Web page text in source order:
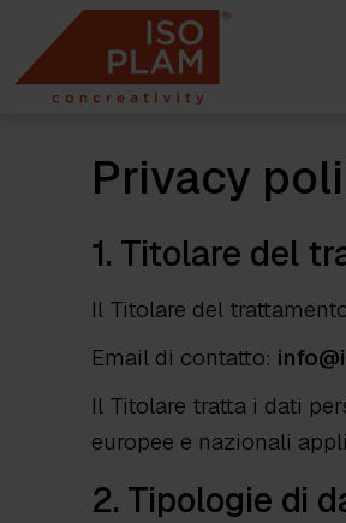
content
Privacy
1. Titolare del
Il Titolare del
Email di contatto:
Il Titolare tratta i dati
europee e nazionali
2. Tipologie di